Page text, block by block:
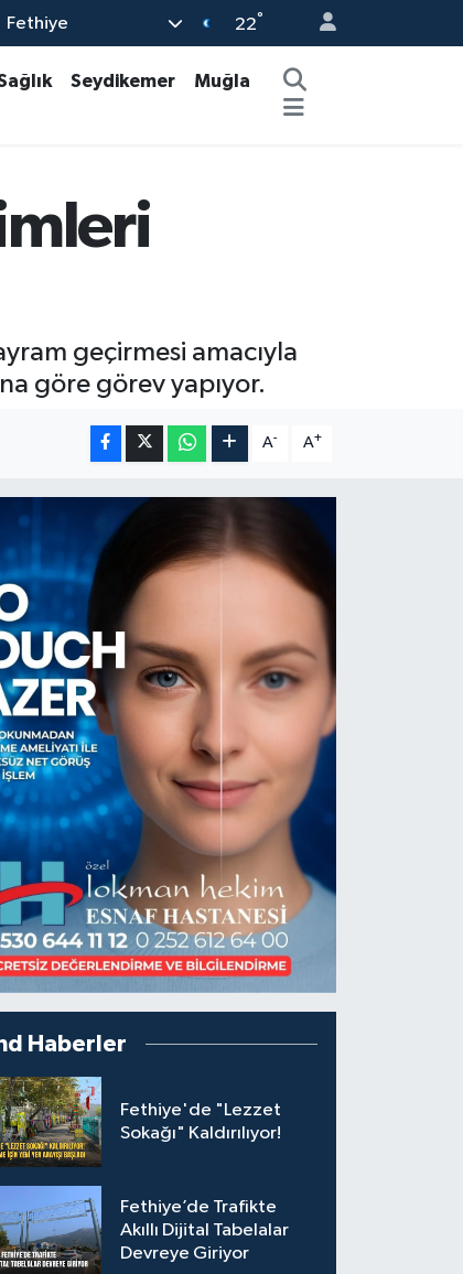
Fethiye 22°
Seydikemer
Muğla
geçirmesi amacıyla
göre görev yapıyor.
A- A+
Haberler
Fethiye'de "Lezzet
Sokağı" Kaldırılıyor!
Fethiye’de Trafikte
Akıllı Dijital Tabelalar
Devreye Giriyor